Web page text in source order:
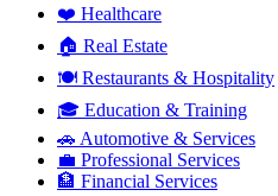
❤️ Healthcare
🏠 Real Estate
🍽️ Restaurants & Hospitality
🎓 Education & Training
🚗 Automotive & Services
💼 Professional Services
🏦 Financial Services